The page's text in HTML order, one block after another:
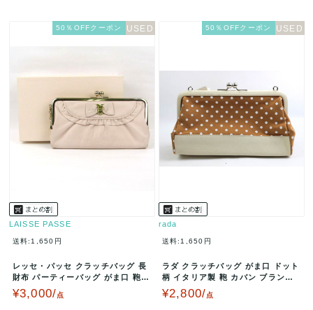
50％OFFクーポン
LAISSE PASSE
送料:1,650円
レッセ・パッセ クラッチバッグ 長
財布 パーティーバッグ がま口 鞄
カバン ブランド レディース …
¥3,000/点
50％OFFクーポン
rada
送料:1,650円
ラダ クラッチバッグ がま口 ドット
柄 イタリア製 鞄 カバン ブランド
レディース ベージュ ra…
¥2,800/点